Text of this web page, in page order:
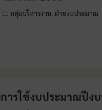
กลุ่มบริหารงาน, ฝ่ายงบประมาณ
ารใช้งบประมาณปีง